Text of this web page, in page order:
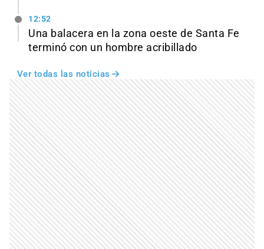
12:52
Una balacera en la zona oeste de Santa Fe
terminó con un hombre acribillado
Ver todas las noticias